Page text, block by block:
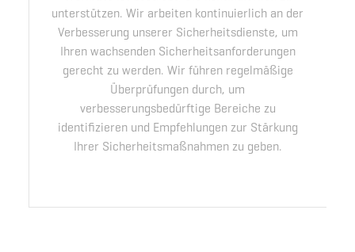
unterstützen. Wir arbeiten kontinuierlich an der
Verbesserung unserer Sicherheitsdienste, um
Ihren wachsenden Sicherheitsanforderungen
gerecht zu werden. Wir führen regelmäßige
Überprüfungen durch, um
verbesserungsbedürftige Bereiche zu
identifizieren und Empfehlungen zur Stärkung
Ihrer Sicherheitsmaßnahmen zu geben.